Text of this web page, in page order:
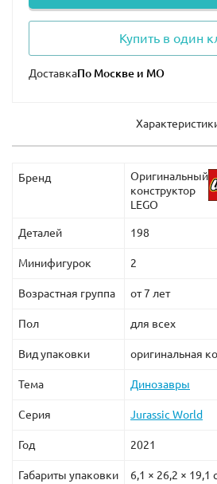
Купить в один
Доставка
Бренд
Оригинальный
конструктор
LEGO
Деталей 198
Минифигурок 2
Возрастная группа от 7 лет
Пол для всех
Вид упаковки оригинальная
Тема Динозавры
Серия Jurassic World
Год 2021
Габариты упаковки 6,1 × 26,2 × 19,1